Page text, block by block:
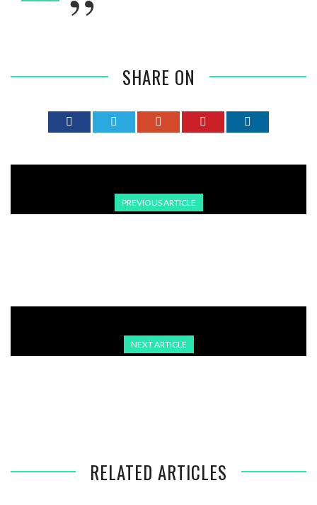
SHARE ON
PREVIOUS ARTICLE
NEXT ARTICLE
RELATED ARTICLES